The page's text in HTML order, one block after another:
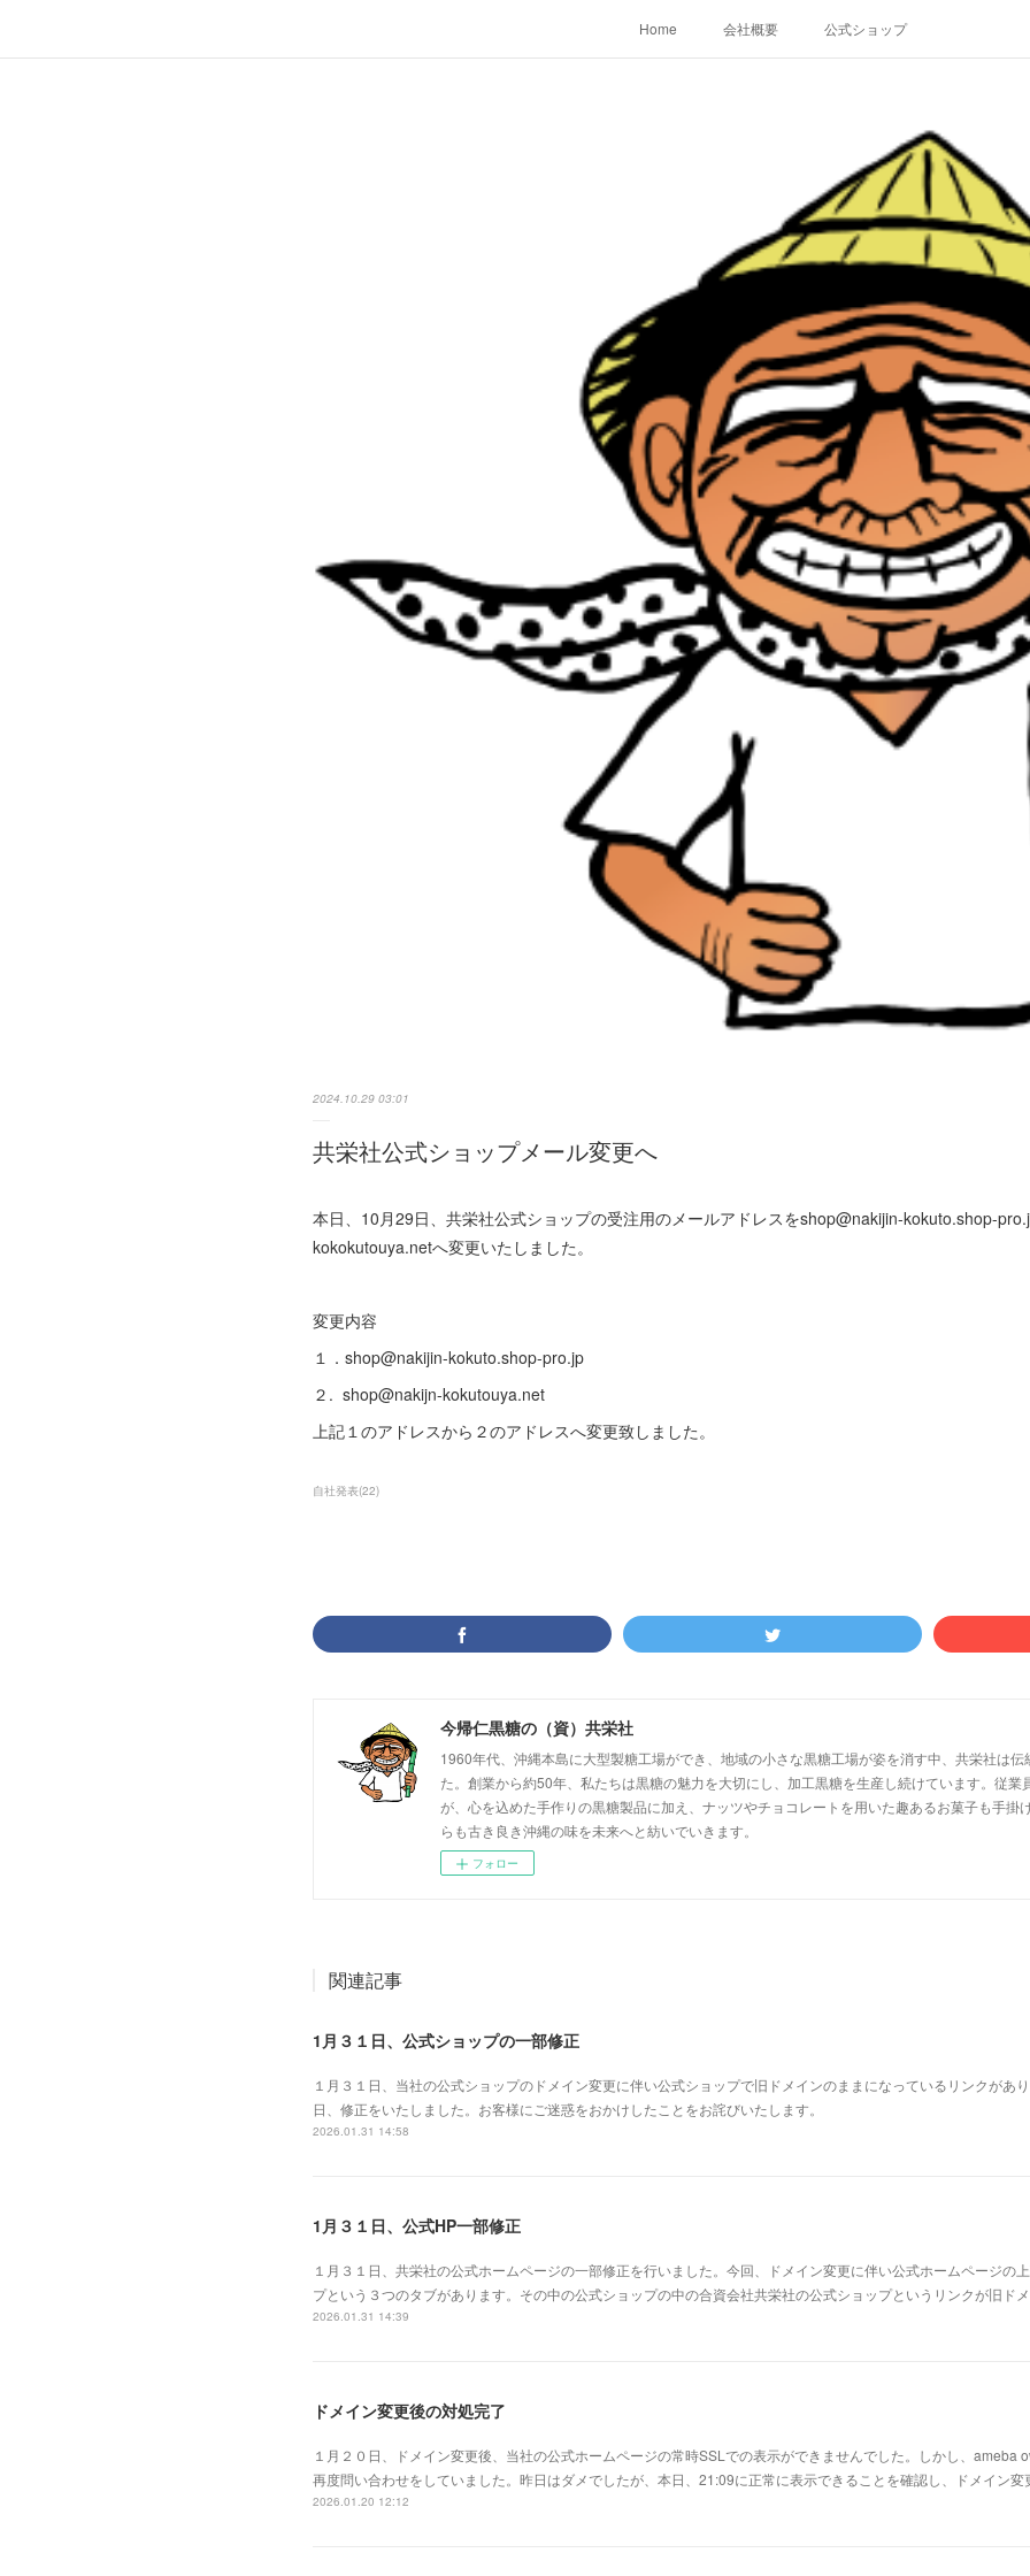
Home 会社概要 公式ショップ
2024.10.29 03:01
共栄社公式ショップメール変更へ
本日、10月29日、共栄社公式ショップの受注用のメールアドレスをshop@nakijin-kokuto.shop-
kokokutouya.netへ変更いたしました。
変更内容
１．shop@nakijin-kokuto.shop-pro.jp
２. shop@nakijn-kokutouya.net
上記１のアドレスから２のアドレスへ変更致しました。
自社発表(22)
今帰仁黒糖の（資）共栄社
1960年代、沖縄本島に大型製糖工場ができ、地域の小さな黒糖工場が姿を消す中、共栄社は伝
た。創業から約50年、私たちは黒糖の魅力を大切にし、加工黒糖を生産し続けています。従業
が、心を込めた手作りの黒糖製品に加え、ナッツやチョコレートを用いた趣あるお菓子も手掛
らも古き良き沖縄の味を未来へと紡いでいきます。
フォロー
関連記事
1月３１日、公式ショップの一部修正
１月３１日、当社の公式ショップのドメイン変更に伴い公式ショップで旧ドメインのままになっているリンクがあ
日、修正をいたしました。お客様にご迷惑をおかけしたことをお詫びいたします。
2026.01.31 14:58
1月３１日、公式HP一部修正
１月３１日、共栄社の公式ホームページの一部修正を行いました。今回、ドメイン変更に伴い公式ホームページの
プという３つのタブがあります。その中の公式ショップの中の合資会社共栄社の公式ショップというリンクが旧ド
2026.01.31 14:39
ドメイン変更後の対処完了
１月２０日、ドメイン変更後、当社の公式ホームページの常時SSLでの表示ができませんでした。しかし、ameba
再度問い合わせをしていました。昨日はダメでしたが、本日、21:09に正常に表示できることを確認し、ドメイン変
2026.01.20 12:12